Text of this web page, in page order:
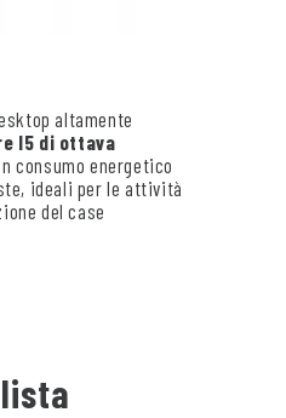
altamente
I5 di ottava
consumo energetico
ideali per le attività
del case